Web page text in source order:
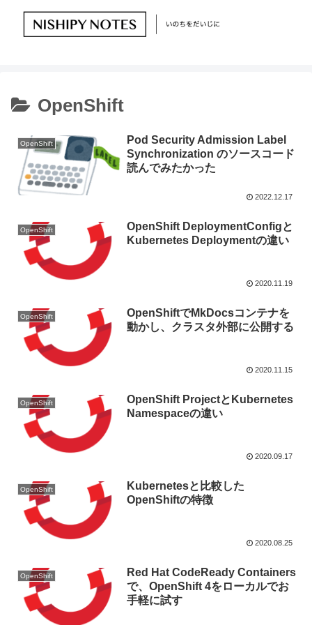
OpenShift
OpenShift
Pod Security Admission Label
Synchronization のソースコード
読んでみたかった
2022.12.17
OpenShift
OpenShift DeploymentConfigと
Kubernetes Deploymentの違い
2020.11.19
OpenShift
OpenShiftでMkDocsコンテナを
動かし、クラスタ外部に公開する
2020.11.15
OpenShift
OpenShift ProjectとKubernetes
Namespaceの違い
2020.09.17
OpenShift
Kubernetesと比較した
OpenShiftの特徴
2020.08.25
OpenShift
Red Hat CodeReady Containers
で、OpenShift 4をローカルでお
手軽に試す